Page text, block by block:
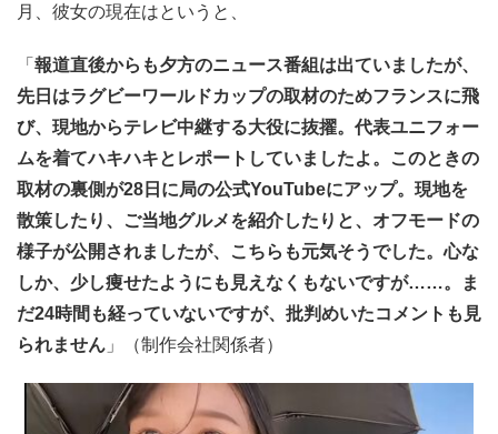
月、彼女の現在はというと、
「 報道直後からも夕方のニュース番組は出ていましたが、
先日はラグビーワールドカップの取材のためフランスに飛
び、現地からテレビ中継する大役に抜擢。代表ユニフォー
ムを着てハキハキとレポートしていましたよ。このときの
取材の裏側が28日に局の公式YouTubeにアップ。現地を
散策したり、ご当地グルメを紹介したりと、オフモードの
様子が公開されましたが、こちらも元気そうでした。心な
しか、少し痩せたようにも見えなくもないですが……。ま
だ24時間も経っていないですが、批判めいたコメントも見
られません 」（制作会社関係者）